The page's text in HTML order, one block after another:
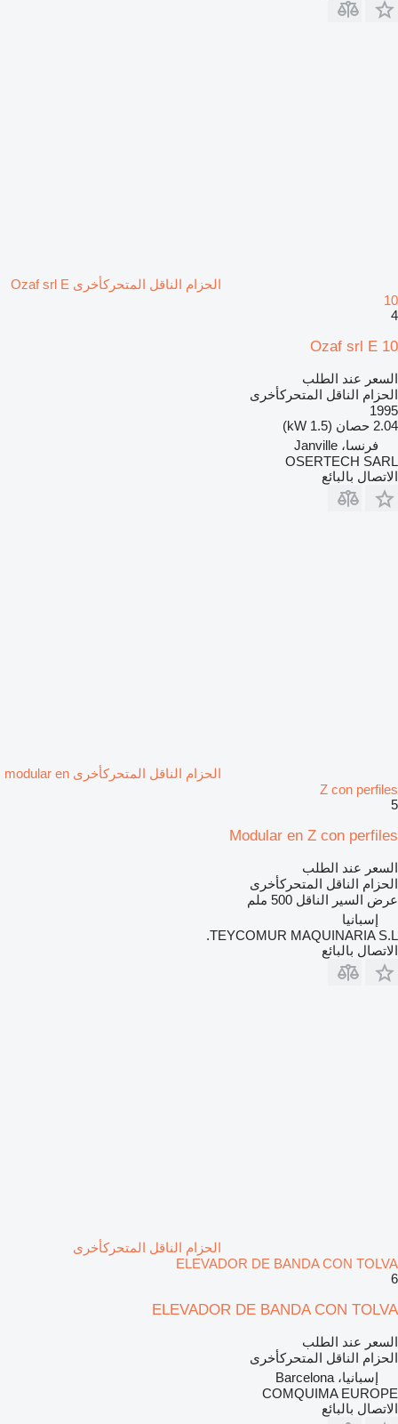
الحزام الناقل المتحركأخرى Ozaf srl E
10
4
Ozaf srl E 10
السعر عند الطلب
الحزام الناقل المتحركأخرى
1995
2.04 حصان (1.5 kW)
فرنسا، Janville
OSERTECH SARL
الاتصال بالبائع
الحزام الناقل المتحركأخرى modular en
Z con perfiles
5
Modular en Z con perfiles
السعر عند الطلب
الحزام الناقل المتحركأخرى
عرض السير الناقل 500 ملم
إسبانيا
TEYCOMUR MAQUINARIA S.L.
الاتصال بالبائع
الحزام الناقل المتحركأخرى
ELEVADOR DE BANDA CON TOLVA
6
ELEVADOR DE BANDA CON TOLVA
السعر عند الطلب
الحزام الناقل المتحركأخرى
إسبانيا، Barcelona
COMQUIMA EUROPE
الاتصال بالبائع